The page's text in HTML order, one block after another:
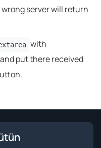
server will return
with
put there received